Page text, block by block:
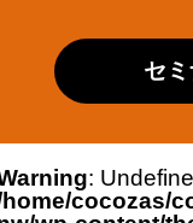
第三者提
法令に基
様の同意
提供する
セ
:
cocozas/